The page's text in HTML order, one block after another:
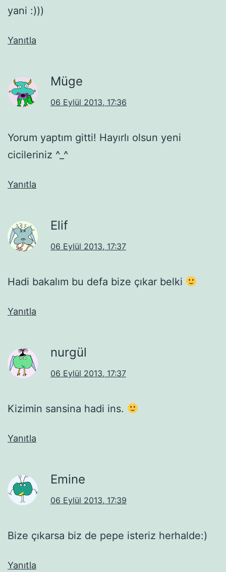
yani :)))
Yanıtla
Müge
06 Eylül 2013, 17:36
Yorum yaptım gitti! Hayırlı olsun yeni
cicileriniz ^_^
Yanıtla
Elif
06 Eylül 2013, 17:37
Hadi bakalım bu defa bize çıkar belki
Yanıtla
nurgül
06 Eylül 2013, 17:37
Kizimin sansina hadi ins.
Yanıtla
Emine
06 Eylül 2013, 17:39
Bize çıkarsa biz de pepe isteriz herhalde:)
Yanıtla